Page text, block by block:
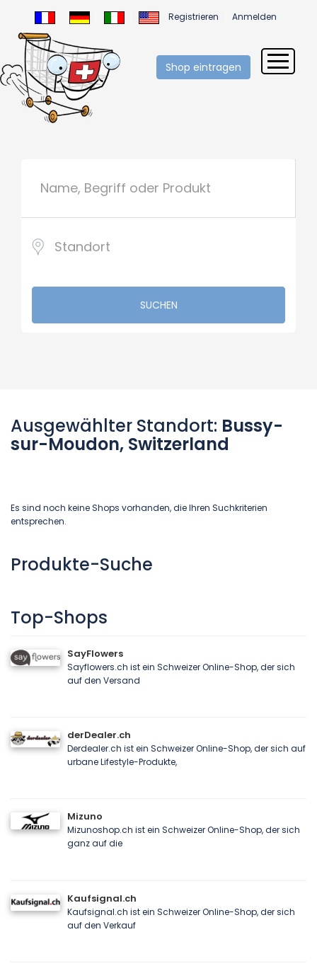
Registrieren Anmelden
Shop eintragen
SUCHEN
Ausgewählter Standort: Bussy-
sur-Moudon, Switzerland
Es sind noch keine Shops vorhanden, die Ihren Suchkriterien
entsprechen.
Produkte-Suche
Top-Shops
SayFlowers
Sayflowers.ch ist ein Schweizer Online-Shop, der sich
auf den Versand
derDealer.ch
Derdealer.ch ist ein Schweizer Online-Shop, der sich auf
urbane Lifestyle-Produkte,
Mizuno
Mizunoshop.ch ist ein Schweizer Online-Shop, der sich
ganz auf die
Kaufsignal.ch
Kaufsignal.ch ist ein Schweizer Online-Shop, der sich
auf den Verkauf